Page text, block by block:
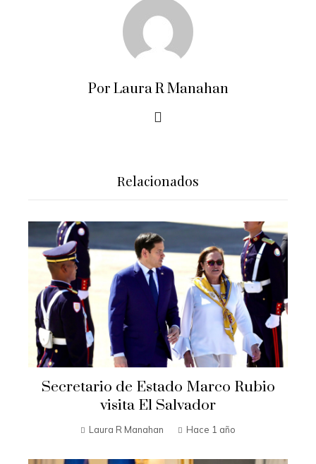
Por Laura R Manahan
Relacionados
Secretario de Estado Marco Rubio
visita El Salvador
Laura R Manahan Hace 1 año